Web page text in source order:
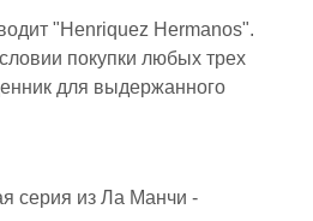
"Henriquez Hermanos".
покупки любых трех
для выдержанного
серия из Ла Манчи -